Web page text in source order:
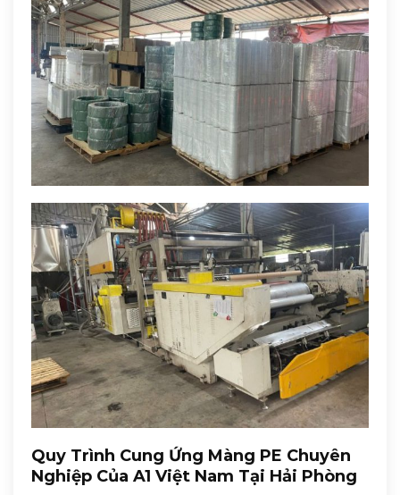
Quy Trình Cung Ứng Màng PE Chuyên
Nghiệp Của A1 Việt Nam Tại Hải Phòng